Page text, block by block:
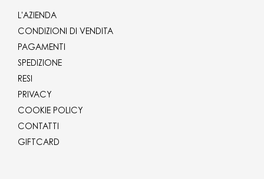
L'AZIENDA
CONDIZIONI DI VENDITA
PAGAMENTI
SPEDIZIONE
RESI
PRIVACY
COOKIE POLICY
CONTATTI
GIFTCARD